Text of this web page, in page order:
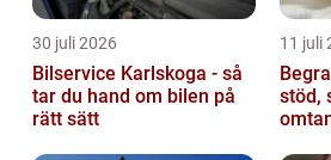
30 juli 2026
Bilservice Karlskoga - så
tar du hand om bilen på
rätt sätt
11 juli
stöd,